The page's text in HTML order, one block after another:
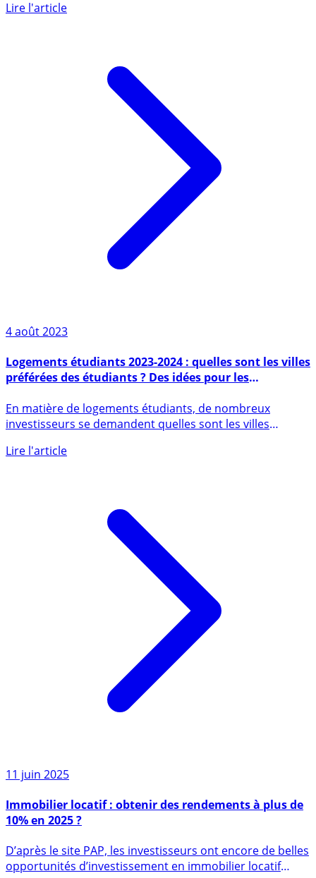
largement le rendement de leur investissement
4 août 2023
préférées des étudiants ? Des idées pour les
investisseurs ?
En matière de logements étudiants, de nombreux
investisseurs se demandent quelles sont les villes
11 juin 2025
10% en 2025 ?